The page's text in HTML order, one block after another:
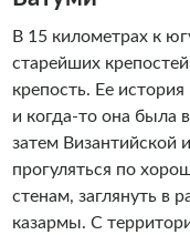
В 15 километрах к
старейших
крепость. Ее
и когда-то она была
затем
прогуляться по
стенам, заглянуть в
казармы. С